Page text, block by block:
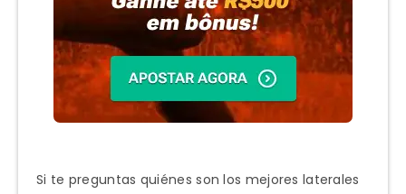
Si te preguntas quiénes son los mejores laterales